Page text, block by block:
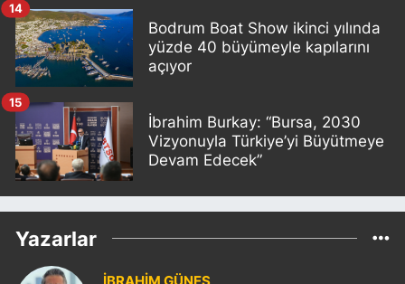
Bodrum Boat Show ikinci yılında
yüzde 40 büyümeyle kapılarını
açıyor
14
İbrahim Burkay: “Bursa, 2030
Vizyonuyla Türkiye’yi Büyütmeye
Devam Edecek”
15
Yazarlar